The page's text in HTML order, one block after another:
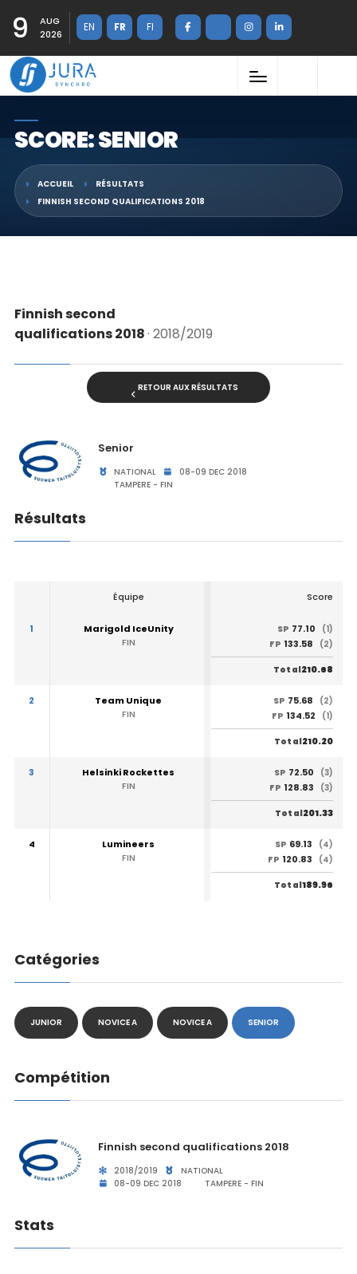
9
AUG
2026
EN FR FI
SCORE: SENIOR
ACCUEIL
RÉSULTATS
FINNISH SECOND QUALIFICATIONS 2018
Finnish second
qualifications 2018· 2018/2019
RETOUR AUX RÉSULTATS
Senior
NATIONAL
08-09 DEC 2018
TAMPERE - FIN
Résultats
Équipe Score
1
Marigold IceUnity
FIN
SP 77.10
(1)
FP 133.58 (2)
Total210.68
2
Team Unique
FIN
SP 75.68
(2)
FP 134.52 (1)
Total210.20
3
Helsinki Rockettes
FIN
SP 72.50
(3)
FP 128.83 (3)
Total201.33
4
Lumineers
FIN
SP 69.13
(4)
FP 120.83 (4)
Total189.96
Catégories
JUNIOR NOVICE A NOVICE A SENIOR
Compétition
Finnish second qualifications 2018
2018/2019
NATIONAL
08-09 DEC 2018
TAMPERE - FIN
Stats